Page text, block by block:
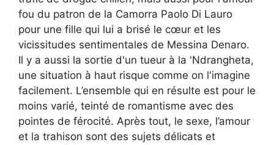
fou du patron de la Camorra Paolo Di Lauro
pour une fille qui lui a brisé le cœur et les
vicissitudes sentimentales de Messina Denaro.
Il y a aussi la sortie d'un tueur à la 'Ndrangheta,
une situation à haut risque comme on l'imagine
facilement. L’ensemble qui en résulte est pour le
moins varié, teinté de romantisme avec des
pointes de férocité. Après tout, le sexe, l’amour
et la trahison sont des sujets délicats et